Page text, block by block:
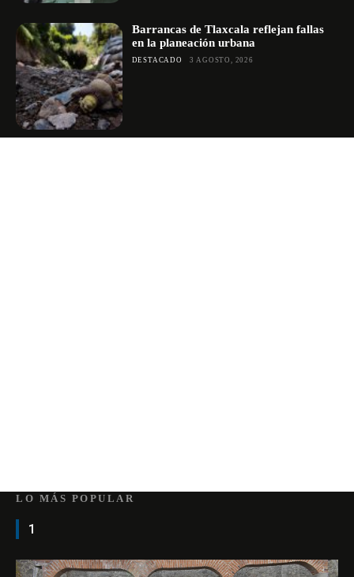
Barrancas de Tlaxcala reflejan fallas
en la planeación urbana
DESTACADO 3 AGOSTO, 2026
LO MÁS POPULAR
1